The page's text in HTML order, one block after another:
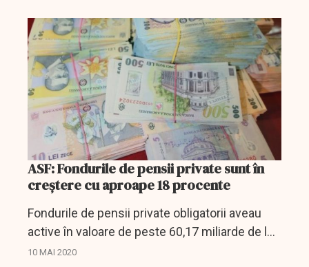
pas calitativ în...
ASF: Fondurile de pensii private sunt în
creștere cu aproape 18 procente
Fondurile de pensii private obligatorii aveau
active în valoare de peste 60,17 miliarde de lei,
la 31 martie 2020, în creştere cu 17,77% faţă
10 MAI 2020